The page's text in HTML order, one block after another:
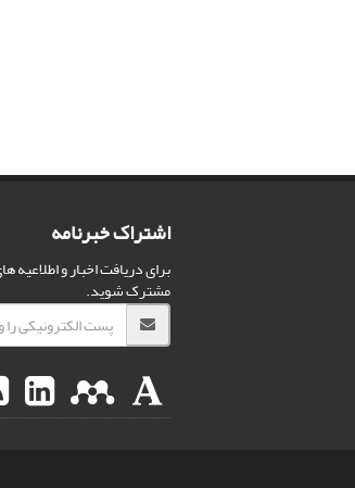
اشتراک خبرنامه
برای دریافت اخبار و
مشترک شوید.